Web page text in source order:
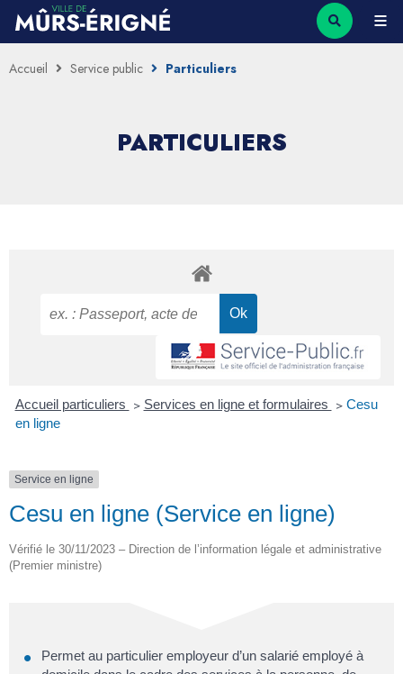
Accueil Service public Particuliers
PARTICULIERS
Accueil particuliers > Services en ligne et formulaires > Cesu
en ligne
Service en ligne
Cesu en ligne (Service en ligne)
Vérifié le 30/11/2023 – Direction de l’information légale et administrative
(Premier ministre)
Permet au particulier employeur d’un salarié employé à